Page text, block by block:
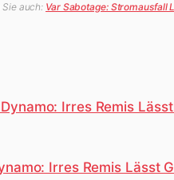
Sie auch: Var Sabotage: Stromausfall
Irres Remis Lässt